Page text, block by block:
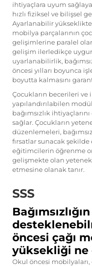
ihtiyaçlara uyum
hızlı fiziksel ve bilişsel
Ayarlanabilir
mobilya parçalarının
gelişimlerine paralel
gelişim ilerledikçe uygun
uyarlanabilirlik,
öncesi yılları boyunca
boyutta kalmasını
Çocukların becerileri
yapılandırılabilen
bağımsızlık
sağlar. Çocukların
düzenlemeleri,
fırsatlar sunacak
eğitimcilerin öğrenme
gelişmekte olan
etmesine olanak tanır.
SSS
öncesi çağı
yüksekliği ne
Okul öncesi